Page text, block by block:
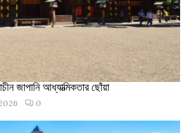
জাপানি আধ্যাত্মিকতার ছোঁয়া
0